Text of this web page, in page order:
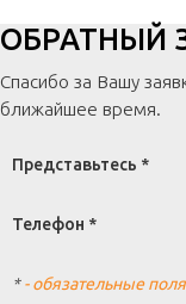
ОБРАТНЫЙ
Спасибо за Вашу
ближайшее время.
Представьтесь *
Телефон *
*- обязательные поля